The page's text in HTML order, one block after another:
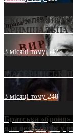
ЕКСКЛЮЗИВ
КРИМІНАЛЬНА
3 місяці тому542
3 місяці тому248
Братська
для дезертирів у